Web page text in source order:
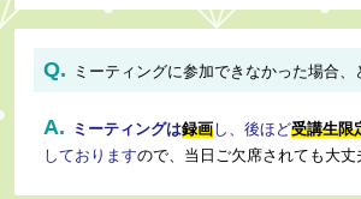
Q. ミーティングに参加できなかった場合、
A. ミーティングは録画し、後ほど受講生限
しておりますので、当日ご欠席されても大丈